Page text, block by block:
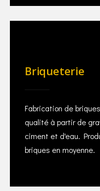
Briqueterie
Fabrication de
qualité à partir de
ciment et d'eau.
briques en moyenne.